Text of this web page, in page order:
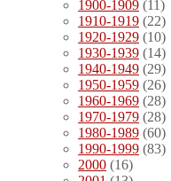
1900-1909 (11)
1910-1919 (22)
1920-1929 (10)
1930-1939 (14)
1940-1949 (29)
1950-1959 (26)
1960-1969 (28)
1970-1979 (28)
1980-1989 (60)
1990-1999 (83)
2000 (16)